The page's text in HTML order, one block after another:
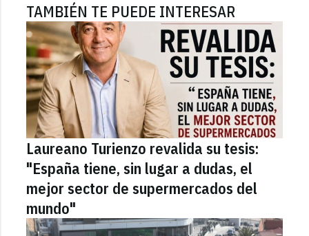
TAMBIÉN TE PUEDE INTERESAR
Laureano Turienzo revalida su tesis:
"España tiene, sin lugar a dudas, el
mejor sector de supermercados del
mundo"